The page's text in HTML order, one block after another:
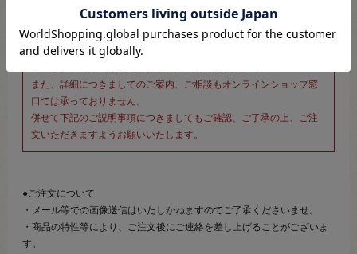
※新宿オカダヤ本店お取り扱い商品のご注文専用ページです※
こちらのページは、店頭にてあらかじめ商品詳細および商品コード
をご確認いただいた上でご注文いただけるページです。
また、詳細につきましてのご案内、ご相談もオンラインショップ窓
口では承っておりません。
併せて下記のご説明事項につきましてもご確認、ご了承の上、ご注
文いただきますようお願いいたします。
●ご注文について
・メール等での画像送信はいたしかねますのでご了承くださいませ。
・商品の特性等により、ご注文後にご連絡を差し上げることがございま
す。